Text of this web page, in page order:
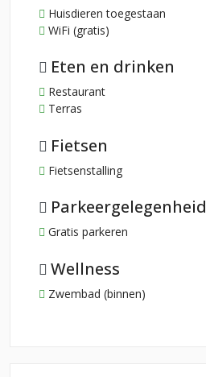
Huisdieren toegestaan
WiFi (gratis)
Eten en drinken
Restaurant
Terras
Fietsen
Fietsenstalling
Parkeergelegenheid
Gratis parkeren
Wellness
Zwembad (binnen)